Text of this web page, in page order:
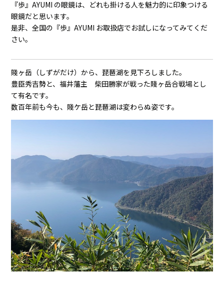
『歩』AYUMI の眼鏡は、どれも掛ける人を魅力的に印象つける
眼鏡だと思います。
是非、全国の『歩』AYUMI お取扱店でお試しになってみてくだ
さい。
賤ヶ岳（しずがだけ）から、琵琶湖を見下ろしました。
豊臣秀吉勢と、福井藩主 柴田勝家が戦った賤ヶ岳合戦場とし
て有名です。
数百年前も今も、賤ケ岳と琵琶湖は変わらぬ姿です。